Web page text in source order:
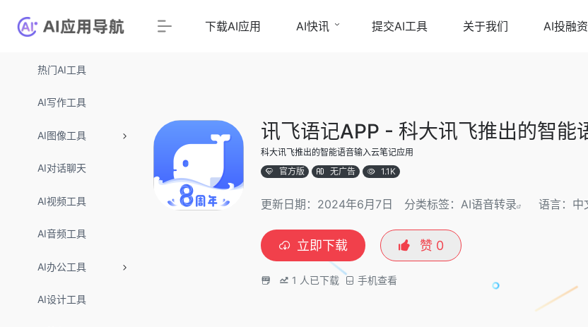
热门AI工具
AI写作工具
AI图像工具
AI对话聊天
AI视频工具
AI音频工具
AI办公工具
AI设计工具
下载AI应用 AI快讯 提交AI工具 关于我们 AI投融
讯飞语记APP - 科大讯飞推出的智能
科大讯飞推出的智能语音输入云笔记应用
官方版
无广告 1.1K
更新日期：2024年6月7日 分类标签： AI语音转录 语言：中
立即下载 赞 0
1 人已下载 手机查看